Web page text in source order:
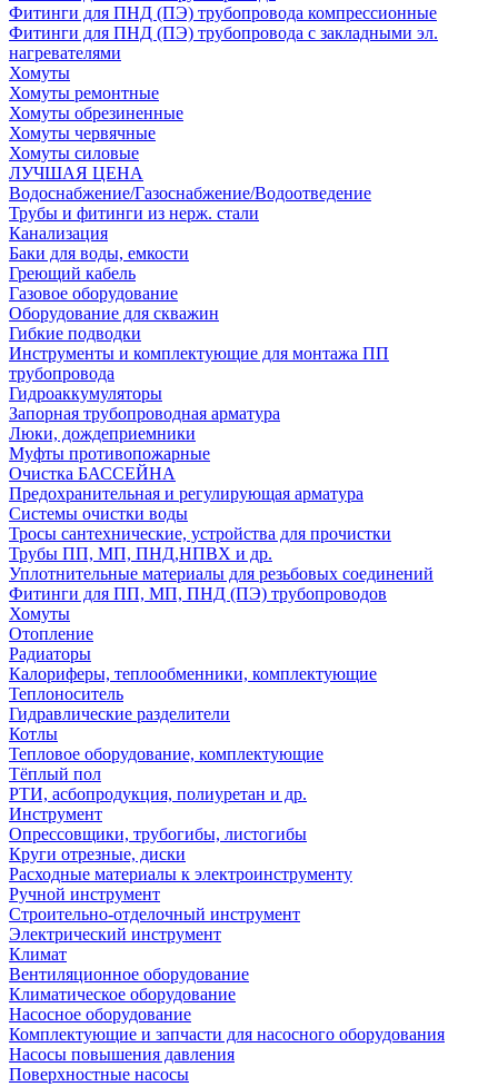
Фитинги для ПНД (ПЭ) трубопровода компрессионные
Фитинги для ПНД (ПЭ) трубопровода с закладными эл.
нагревателями
Хомуты
Хомуты ремонтные
Хомуты обрезиненные
Хомуты червячные
Хомуты силовые
ЛУЧШАЯ ЦЕНА
Водоснабжение/Газоснабжение/Водоотведение
Трубы и фитинги из нерж. стали
Канализация
Баки для воды, емкости
Греющий кабель
Газовое оборудование
Оборудование для скважин
Гибкие подводки
Инструменты и комплектующие для монтажа ПП
трубопровода
Гидроаккумуляторы
Запорная трубопроводная арматура
Люки, дождеприемники
Муфты противопожарные
Очистка БАССЕЙНА
Предохранительная и регулирующая арматура
Системы очистки воды
Тросы сантехнические, устройства для прочистки
Трубы ПП, МП, ПНД,НПВХ и др.
Уплотнительные материалы для резьбовых соединений
Фитинги для ПП, МП, ПНД (ПЭ) трубопроводов
Хомуты
Отопление
Радиаторы
Калориферы, теплообменники, комплектующие
Теплоноситель
Гидравлические разделители
Котлы
Тепловое оборудование, комплектующие
Тёплый пол
РТИ, асбопродукция, полиуретан и др.
Инструмент
Опрессовщики, трубогибы, листогибы
Круги отрезные, диски
Расходные материалы к электроинструменту
Ручной инструмент
Строительно-отделочный инструмент
Электрический инструмент
Климат
Вентиляционное оборудование
Климатическое оборудование
Насосное оборудование
Комплектующие и запчасти для насосного оборудования
Насосы повышения давления
Поверхностные насосы